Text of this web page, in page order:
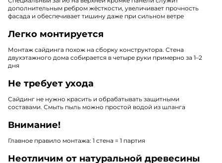
дополнительным ребром жёсткости, увеличивает прочность
фасада и обеспечивает тишину даже при сильном ветре
Легко монтируется
Монтаж сайдинга похож на сборку конструктора. Стена
двухэтажного дома собирается в четыре руки примерно за 1–2
дня
Не требует ухода
Сайдинг не нужно красить и обрабатывать защитными
составами. Смыть пыль можно простой водой из шланга
Внимание!
Главное правило монтажа: 1 стена = 1 партия
Неотличим от натуральной древесины